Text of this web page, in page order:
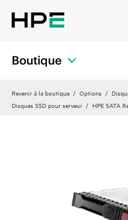
Boutique
Revenir à la boutique Options
Disques SSD pour serveur
HPE SATA